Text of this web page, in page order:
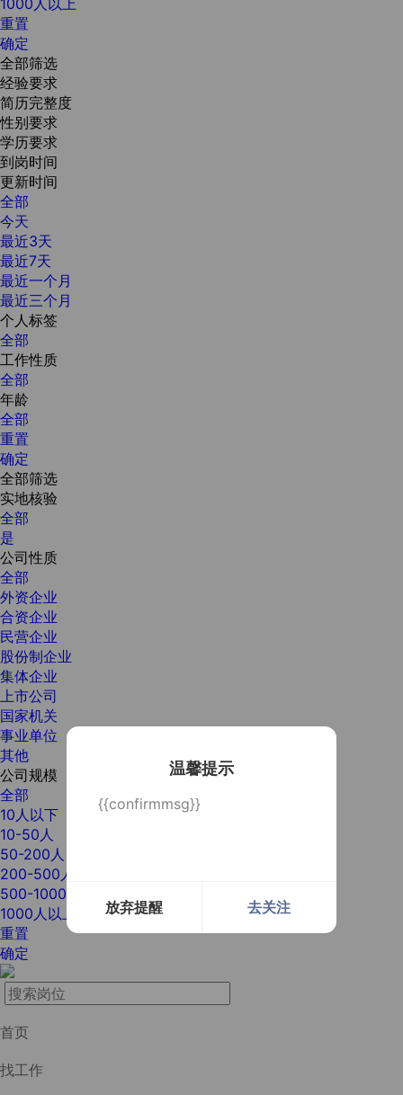
温馨提示
{{confirmmsg}}
放弃提醒 去关注
重置
确定
全部筛选
经验要求
简历完整度
性别要求
学历要求
到岗时间
更新时间
全部
今天
最近3天
最近7天
最近一个月
最近三个月
个人标签
全部
工作性质
全部
年龄
全部
重置
确定
全部筛选
实地核验
全部
是
公司性质
全部
外资企业
合资企业
民营企业
股份制企业
集体企业
上市公司
国家机关
事业单位
其他
公司规模
全部
10人以下
10-50人
50-200人
200-500人
500-1000人
1000人以上
重置
确定
首页
找工作